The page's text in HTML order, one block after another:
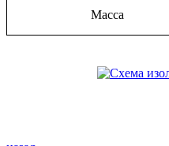
Масса